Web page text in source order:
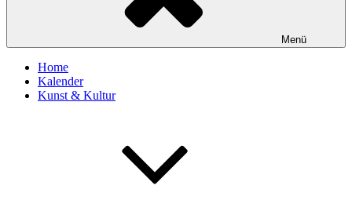
Menü
Home
Kalender
Kunst & Kultur